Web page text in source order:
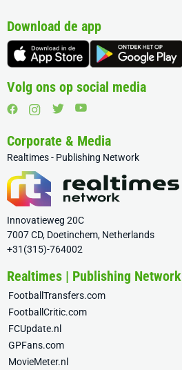
Download de app
Volg ons op social media
Corporate & Media
Realtimes - Publishing Network
Innovatieweg 20C
7007 CD, Doetinchem, Netherlands
+31(315)-764002
Realtimes | Publishing Network
FootballTransfers.com
FootballCritic.com
FCUpdate.nl
GPFans.com
MovieMeter.nl